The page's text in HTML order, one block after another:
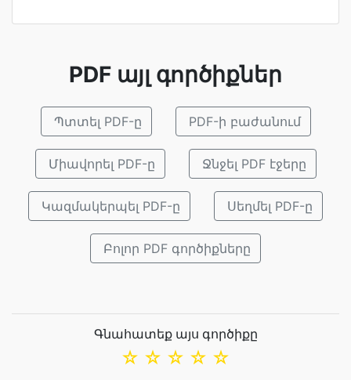
PDF այլ գործիքներ
Պտտել PDF-ը PDF-ի բաժանում
Միավորել PDF-ը Ջնջել PDF էջերը
Կազմակերպել PDF-ը Սեղմել PDF-ը
Բոլոր PDF գործիքները
Գնահատեք այս գործիքը
☆
☆
☆
☆
☆